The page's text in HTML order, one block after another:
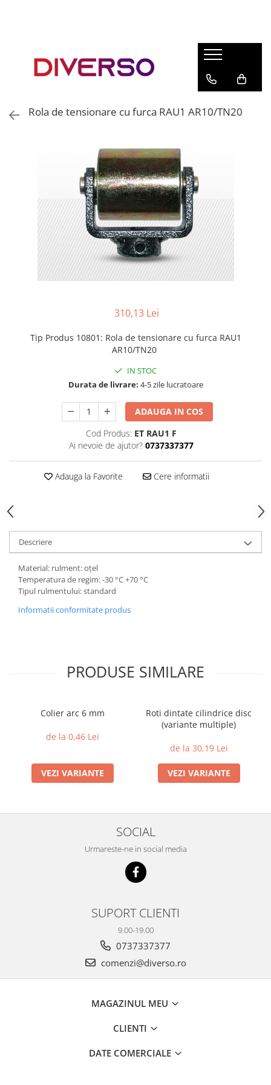
ASA
MULTIMATERIAL
Rola de tensionare cu furca RAU1 AR10/TN20
310,13 Lei
Tip Produs 10801 : Rola de tensionare cu furca RAU1
AR10/TN20
IN STOC
Durata de livrare: 4-5 zile lucratoare
ADAUGA IN COS
Cod Produs: ET RAU1 F
Ai nevoie de ajutor? 0737337377
Adauga la Favorite Cere informatii
Descriere
Material: rulment: oțel
Temperatura de regim: -30 °C +70 °C
Tipul rulmentului: standard
Informatii conformitate produs
PRODUSE SIMILARE
Colier arc 6 mm
de la 0,46 Lei
VEZI VARIANTE
Roti dintate cilindrice disc
(variante multiple)
de la 30,19 Lei
VEZI VARIANTE
SOCIAL
Urmareste-ne in social media
SUPORT CLIENTI
9.00-19.00
0737337377
comenzi@diverso.ro
MAGAZINUL MEU
CLIENTI
DATE COMERCIALE